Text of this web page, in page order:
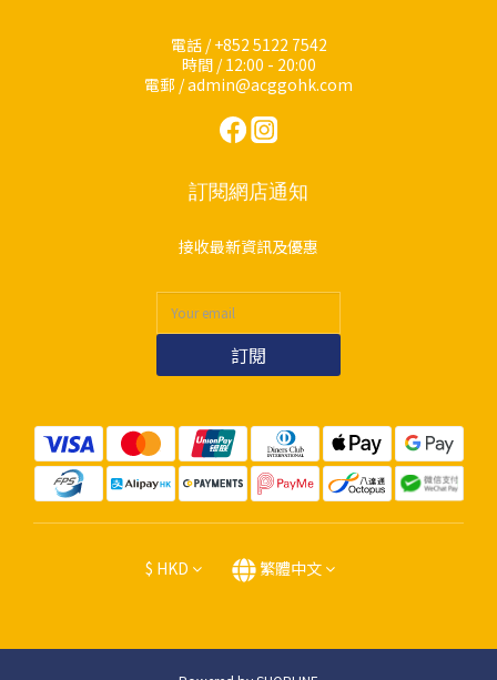
電話 / +852 5122 7542
時間 / 12:00 - 20:00
電郵 / admin@acggohk.com
訂閱網店通知
接收最新資訊及優惠
訂閱
$ HKD 繁體中文